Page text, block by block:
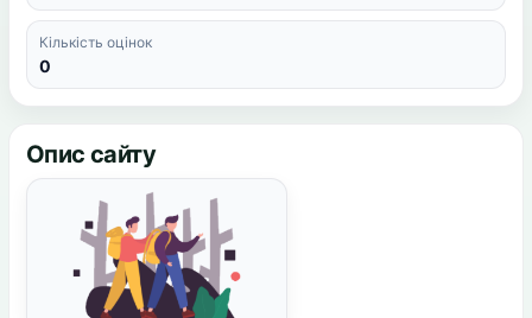
Кількість оцінок
0
Опис сайту